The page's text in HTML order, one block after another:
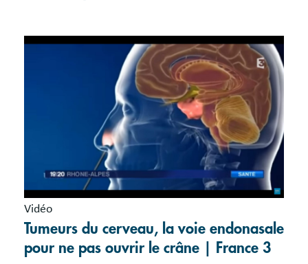
Vidéo
Tumeurs du cerveau, la voie endonasale
pour ne pas ouvrir le crâne | France 3